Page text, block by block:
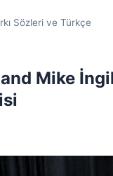
Sözleri ve Türkçe
Mike